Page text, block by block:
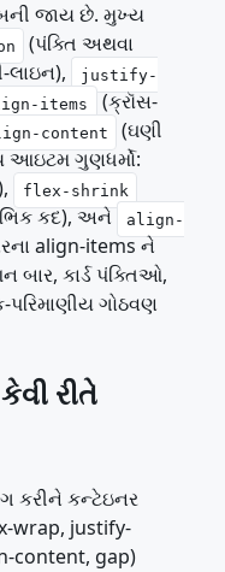
જાય છે. મુખ્ય
(પંક્તિ અથવા
લાઇન),
justify-
items
(ક્રૉસ-
content
(ઘણી
આઇટમ ગુણધર્મો:
flex-shrink
કદ), અને
align-
align-items ને
બાર, કાર્ડ પંક્તિઓ,
ગોઠવણ
રીતે
કરીને કન્ટેઇનર
wrap, justify-
content, gap)